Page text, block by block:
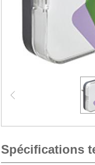
Spécifications